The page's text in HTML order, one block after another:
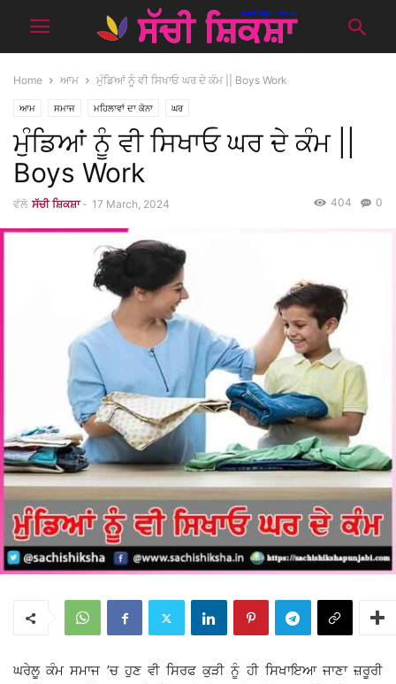
Home ਆਮ ਮੁੰਡਿਆਂ ਨੂੰ ਵੀ ਸਿਖਾਓ ਘਰ ਦੇ ਕੰਮ || Boys Work
ਆਮ ਸਮਾਜ ਮਹਿਲਾਵਾਂ ਦਾ ਕੋਨਾ ਘਰ
ਮੁੰਡਿਆਂ ਨੂੰ ਵੀ ਸਿਖਾਓ ਘਰ ਦੇ ਕੰਮ ||
Boys Work
ਵੱਲੋ ਸੱਚੀ ਸ਼ਿਕਸ਼ਾ - 17 March, 2024 0
404
ਘਰੇਲੂ ਕੰਮ ਸਮਾਜ ’ਚ ਹੁਣ ਵੀ ਸਿਰਫ ਕੁੜੀ ਨੂੰ ਹੀ ਸਿਖਾਇਆ ਜਾਣਾ ਜ਼ਰੂਰੀ